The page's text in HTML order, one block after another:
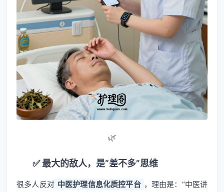
🌿
✅ 最大的敌人，是“差不多”思维
很多人反对 中医护理信息化质控平台 ，理由是：“中医讲